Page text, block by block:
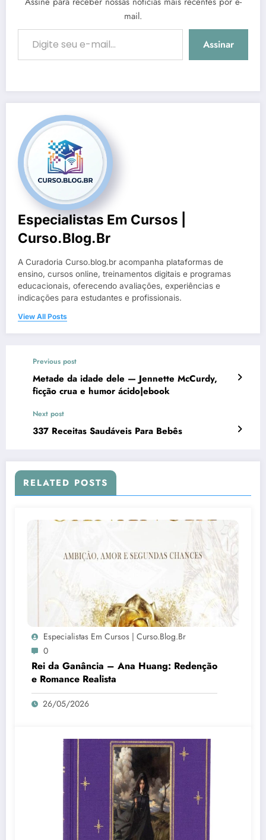
mail.
Digite seu e-mail…
Assinar
Especialistas Em Cursos |
Curso.blog.br
A Curadoria Curso.blog.br acompanha plataformas de
ensino, cursos online, treinamentos digitais e programas
educacionais, oferecendo avaliações, experiências e
indicações para estudantes e profissionais.
View All Posts
Previous post
Metade da idade dele — Jennette McCurdy,
ficção crua e humor ácido|ebook
Next post
337 Receitas Saudáveis Para Bebês
RELATED POSTS
Especialistas Em Cursos | Curso.blog.br
0
Rei da Ganância – Ana Huang: Redenção
e Romance Realista
26/05/2026